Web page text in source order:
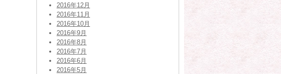
2016年12月
2016年11月
2016年10月
2016年9月
2016年8月
2016年7月
2016年6月
2016年5月